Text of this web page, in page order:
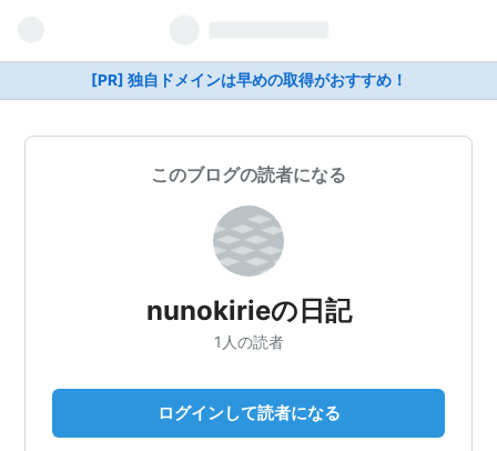
[PR] 独自ドメインは早めの取得がおすすめ！
このブログの読者になる
nunokirieの日記
1人の読者
ログインして読者になる